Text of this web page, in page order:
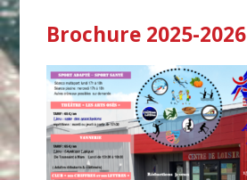
Brochure 2025-2026